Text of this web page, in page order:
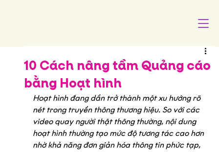
10 Cách nâng tầm Quảng cáo
bằng Hoạt hình
Hoạt hình đang dần trở thành một xu hướng rõ
nét trong truyền thông thương hiệu. So với các
video quay người thật thông thường, nội dung
hoạt hình thường tạo mức độ tương tác cao hơn
nhờ khả năng đơn giản hóa thông tin phức tạp,